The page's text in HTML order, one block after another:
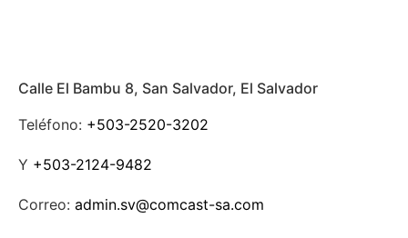
Calle El Bambu 8, San Salvador, El Salvador
Teléfono: +503-2520-3202
Y +503-2124-9482
Correo: admin.sv@comcast-sa.com